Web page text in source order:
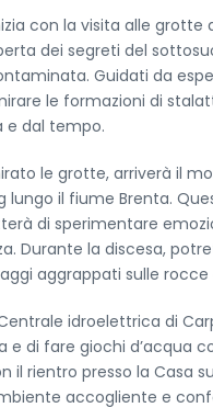
con la visita alle grotte
dei segreti del
Guidati da
le formazioni di
e dal tempo.
le grotte, arriverà il
lungo il fiume Brenta.
di sperimentare
Durante la discesa,
aggrappati sulle
Centrale idroelettrica di
e di fare giochi d’acqua
il rientro presso la Casa
accogliente e